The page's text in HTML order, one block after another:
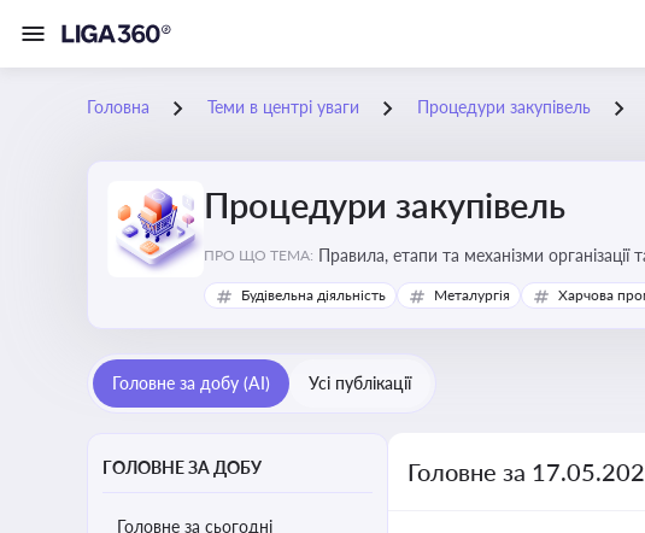
Головна Теми в центрі уваги Процедури закупівель
Процедури закупівель
ПРО ЩО ТЕМА: Правила, етапи та механізми організації
Будівельна діяльність Металургія Харчова
Головне за добу (AI) Усі публікації
ГОЛОВНЕ ЗА ДОБУ
Головне за сьогодні
Головне за